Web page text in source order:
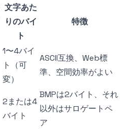
文字あた
りのバイ
ト
特徴
1〜4バイ
ト（可
変）
ASCII互換、Web標
準、空間効率がよい
2または4
バイト
BMPは2バイト、それ
以外はサロゲートペ
ア